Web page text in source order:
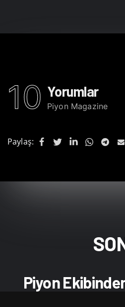
10 Yorumlar
Piyon Magazine
Paylaş:
Piyon